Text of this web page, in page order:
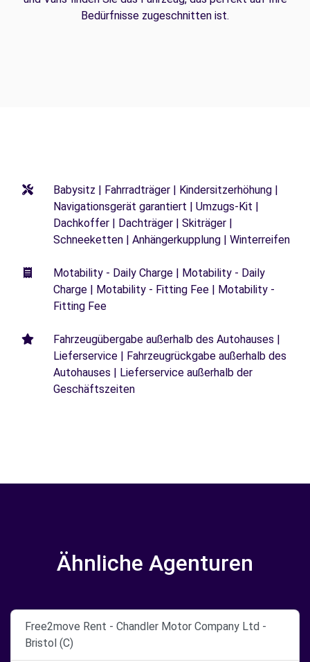
Bedürfnisse zugeschnitten ist.
Babysitz | Fahrradträger | Kindersitzerhöhung |
Navigationsgerät garantiert | Umzugs-Kit |
Dachkoffer | Dachträger | Skiträger |
Schneeketten | Anhängerkupplung | Winterreifen
Motability - Daily Charge | Motability - Daily
Charge | Motability - Fitting Fee | Motability -
Fitting Fee
Fahrzeugübergabe außerhalb des Autohauses |
Lieferservice | Fahrzeugrückgabe außerhalb des
Autohauses | Lieferservice außerhalb der
Geschäftszeiten
Ähnliche Agenturen
Free2move Rent - Chandler Motor Company Ltd -
Bristol (C)